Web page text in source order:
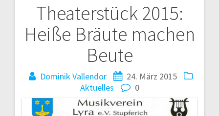
Theaterstück 2015:
Heiße Bräute machen
Beute
Dominik Vallendor
24. März 2015
Aktuelles
0
Beitragsnavigation